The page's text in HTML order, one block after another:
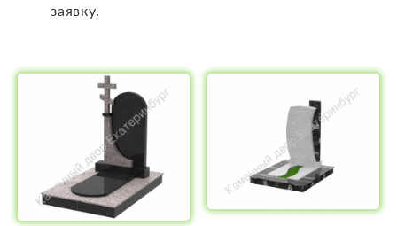
заявку.